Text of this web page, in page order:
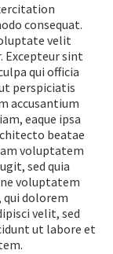
consequat.
velit
Excepteur sint
qui officia
perspiciatis
accusantium
eaque ipsa
beatae
voluptatem
sed quia
voluptatem
qui dolorem
velit, sed
ut labore et